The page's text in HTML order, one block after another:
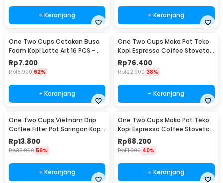
+ Keranjang + Keranjang
One Two Cups Cetakan Busa
Foam Kopi Latte Art 16 PCS -
JJYE01
Rp7.200
Rp18.900 62%
+ Keranjang
One Two Cups Moka Pot Teko
Kopi Espresso Coffee Stovetop
6 Cup 300ml - Z20
Rp76.400
Rp122.900 38%
+ Keranjang
One Two Cups Vietnam Drip
Coffee Filter Pot Saringan Kopi
180ml 8Q - LC1
Rp13.800
Rp30.900 56%
+ Keranjang
One Two Cups Moka Pot Teko
Kopi Espresso Coffee Stovetop
4 Cup 200ml - Z20
Rp68.200
Rp111.900 40%
+ Keranjang